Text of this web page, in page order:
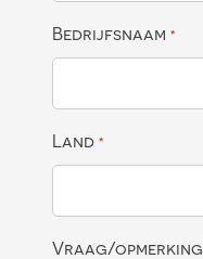
Bedrijfsnaam *
Land *
Vraag/opmerking